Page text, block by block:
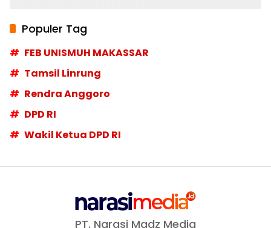
Populer Tag
FEB UNISMUH MAKASSAR
Tamsil Linrung
Rendra Anggoro
DPD RI
Wakil Ketua DPD RI
PT. Narasi Madz Media